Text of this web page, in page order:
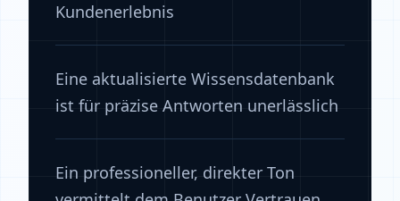
Kundenerlebnis
Eine aktualisierte Wissensdatenbank
ist für präzise Antworten unerlässlich
Ein professioneller, direkter Ton